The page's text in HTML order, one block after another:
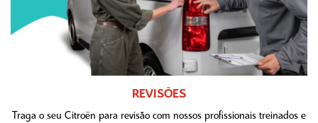
REVISÕES
Traga o seu Citroën para revisão com nossos profissionais treinados e